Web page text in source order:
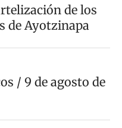
de los
de Ayotzinapa
/ 9 de agosto de